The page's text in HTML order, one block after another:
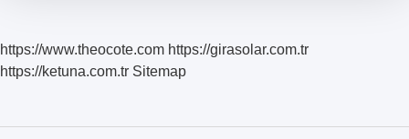
https://www.theocote.com https://girasolar.com.tr
https://ketuna.com.tr Sitemap